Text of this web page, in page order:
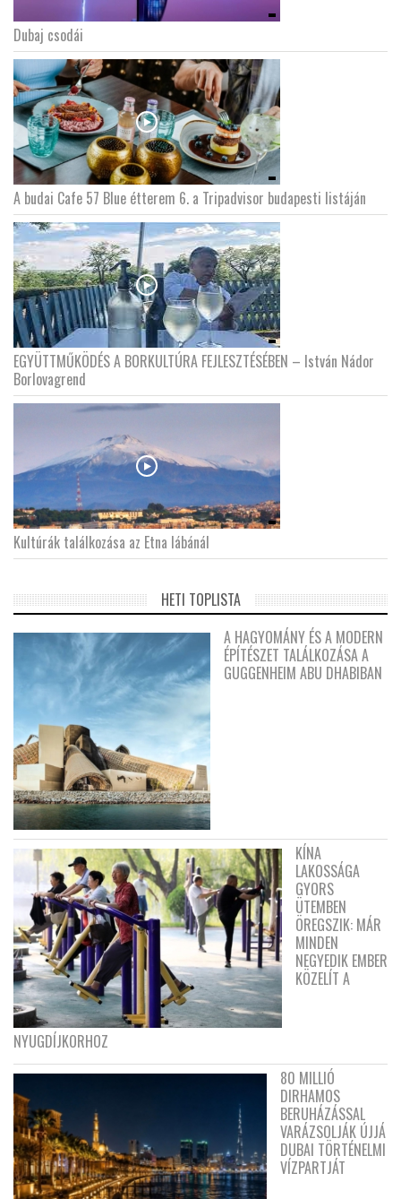
Dubaj csodái
A budai Cafe 57 Blue étterem 6. a Tripadvisor budapesti listáján
EGYÜTTMŰKÖDÉS A BORKULTÚRA FEJLESZTÉSÉBEN – István Nádor
Borlovagrend
Kultúrák találkozása az Etna lábánál
HETI TOPLISTA
A HAGYOMÁNY ÉS A MODERN
ÉPÍTÉSZET TALÁLKOZÁSA A
GUGGENHEIM ABU DHABIBAN
KÍNA
LAKOSSÁGA
GYORS
ÜTEMBEN
ÖREGSZIK: MÁR
MINDEN
NEGYEDIK EMBER
KÖZELÍT A
NYUGDÍJKORHOZ
80 MILLIÓ
DIRHAMOS
BERUHÁZÁSSAL
VARÁZSOLJÁK ÚJJÁ
DUBAI TÖRTÉNELMI
VÍZPARTJÁT